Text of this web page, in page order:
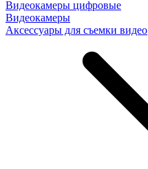
Видеокамеры цифровые
Видеокамеры
Аксессуары для съемки видео